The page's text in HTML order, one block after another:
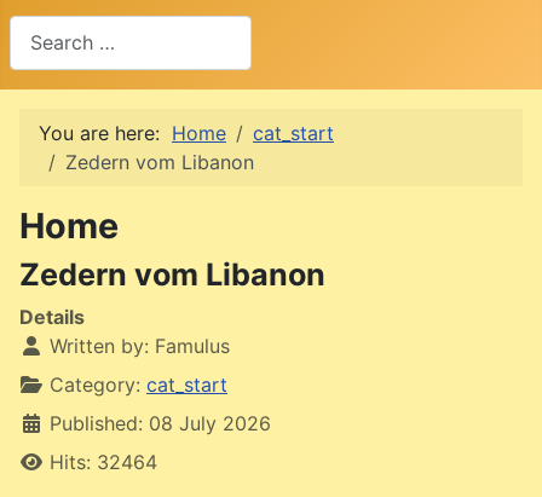
Search
You are here: Home
cat_start
Zedern vom Libanon
Home
Zedern vom Libanon
Details
Written by: Famulus
Category: cat_start
Published: 08 July 2026
Hits: 32464